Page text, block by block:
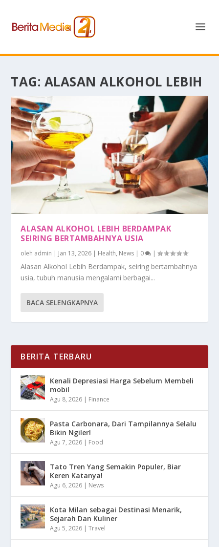
TAG: ALASAN ALKOHOL LEBIH
ALASAN ALKOHOL LEBIH BERDAMPAK
SEIRING BERTAMBAHNYA USIA
oleh admin | Jan 13, 2026 | Health, News | 0 |
Alasan Alkohol Lebih Berdampak, seiring bertambahnya
usia, tubuh manusia mengalami berbagai...
BACA SELENGKAPNYA
BERITA TERBARU
Kenali Depresiasi Harga Sebelum Membeli
mobil
Agu 8, 2026 | Finance
Pasta Carbonara, Dari Tampilannya Selalu
Bikin Ngiler!
Agu 7, 2026 | Food
Tato Tren Yang Semakin Populer, Biar
Keren Katanya!
Agu 6, 2026 | News
Kota Milan sebagai Destinasi Menarik,
Sejarah Dan Kuliner
Agu 5, 2026 |Travel